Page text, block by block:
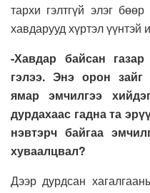
тархи гэлтгүй элэг
хавдарууд хүртэл үүнтэй
-Хавдар байсан
гэлээ. Энэ орон зайг
ямар эмчилгээ
дурдахаас гадна та
нэвтэрч байгаа
хуваалцвал?
Дээр дурдсан